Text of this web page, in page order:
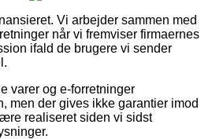
Vi arbejder sammen med
når vi fremviser firmaernes
ifald de brugere vi sender
varer og e-forretninger
men der gives ikke garantier imod
realiseret siden vi sidst